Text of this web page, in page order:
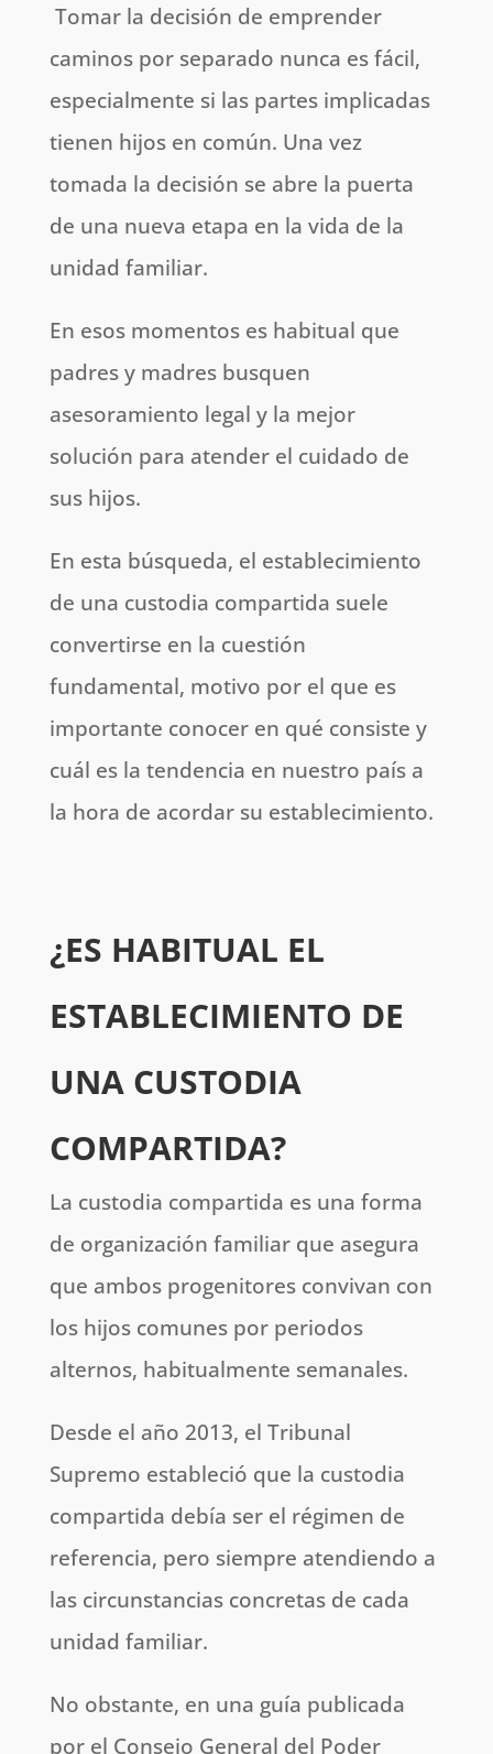
Tomar la decisión de emprender
caminos por separado nunca es fácil,
especialmente si las partes implicadas
tienen hijos en común. Una vez
tomada la decisión se abre la puerta
de una nueva etapa en la vida de la
unidad familiar.
En esos momentos es habitual que
padres y madres busquen
asesoramiento legal y la mejor
solución para atender el cuidado de
sus hijos.
En esta búsqueda, el establecimiento
de una custodia compartida suele
convertirse en la cuestión
fundamental, motivo por el que es
importante conocer en qué consiste y
cuál es la tendencia en nuestro país a
la hora de acordar su establecimiento.
¿ES HABITUAL EL
ESTABLECIMIENTO DE
UNA CUSTODIA
COMPARTIDA?
La custodia compartida es una forma
de organización familiar que asegura
que ambos progenitores convivan con
los hijos comunes por periodos
alternos, habitualmente semanales.
Desde el año 2013, el Tribunal
Supremo estableció que la custodia
compartida debía ser el régimen de
referencia, pero siempre atendiendo a
las circunstancias concretas de cada
unidad familiar.
No obstante, en una guía publicada
por el Consejo General del Poder